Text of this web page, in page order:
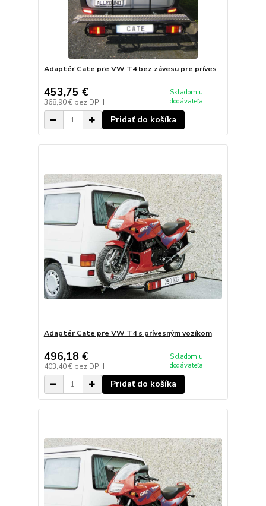
Adaptér Cate pre VW T4 bez závesu pre príves
453,75 €
368,90 € bez DPH
Skladom u
dodávateľa
Pridať do košíka
Adaptér Cate pre VW T4 s prívesným vozíkom
496,18 €
403,40 € bez DPH
Skladom u
dodávateľa
Pridať do košíka